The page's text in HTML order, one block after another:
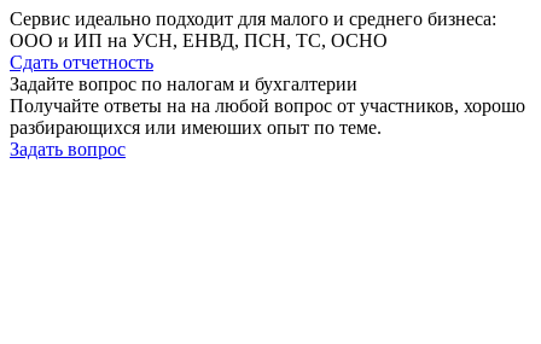
Сервис идеально подходит для малого и среднего бизнеса:
ООО и ИП на УСН, ЕНВД, ПСН, ТС, ОСНО
Сдать отчетность
Задайте вопрос по налогам и бухгалтерии
Получайте ответы на на любой вопрос от участников, хорошо
разбирающихся или имеюших опыт по теме.
Задать вопрос